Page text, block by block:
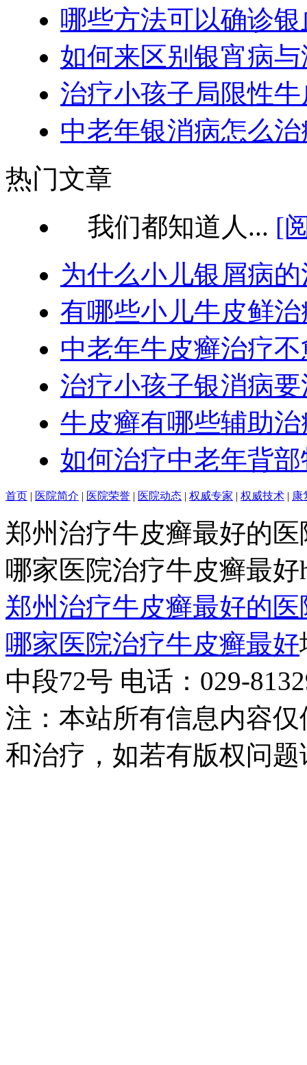
哪些方法可以确诊
如何来区别银宵病
治疗小孩子局限性
中老年银消病怎么
热门文章
我们都知道人... [
为什么小儿银屑病
有哪些小儿牛皮鲜
中老年牛皮癣治疗
治疗小孩子银消病
牛皮癣有哪些辅助治
如何治疗中老年背
首页 | 医院简介 | 医院荣誉 | 医院动态 | 权威专家 | 权威技术 | 康
郑州治疗牛皮癣最好的
哪家医院治疗牛皮癣最好
郑州治疗牛皮癣最好的
哪家医院治疗牛皮癣最好
中段72号 电话：029-
注：本站所有信息内容
和治疗，如若有版权问